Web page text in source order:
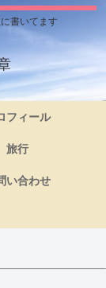
書いてます
フィール
旅行
い合わせ